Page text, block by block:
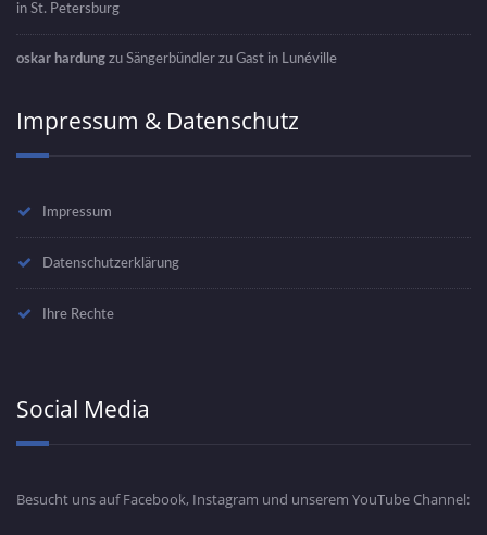
in St. Petersburg
oskar hardung zu Sängerbündler zu Gast in Lunéville
Impressum & Datenschutz
Impressum
Datenschutzerklärung
Ihre Rechte
Social Media
Besucht uns auf Facebook, Instagram und unserem YouTube Channel: